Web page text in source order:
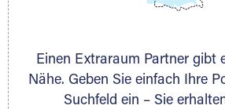
Einen Extraraum Partner gibt
Nähe. Geben Sie einfach Ihre
Suchfeld ein – Sie